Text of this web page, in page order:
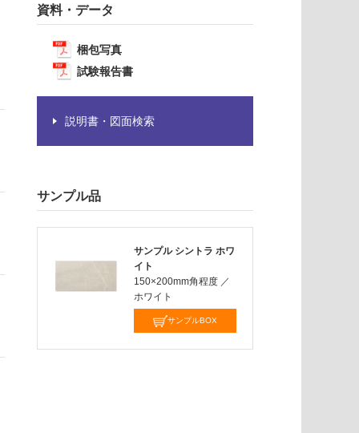
資料・データ
梱包写真
試験報告書
説明書・図面検索
サンプル品
サンプル シントラ ホワ
イト
150×200mm角程度 ／
ホワイト
サンプルBOX